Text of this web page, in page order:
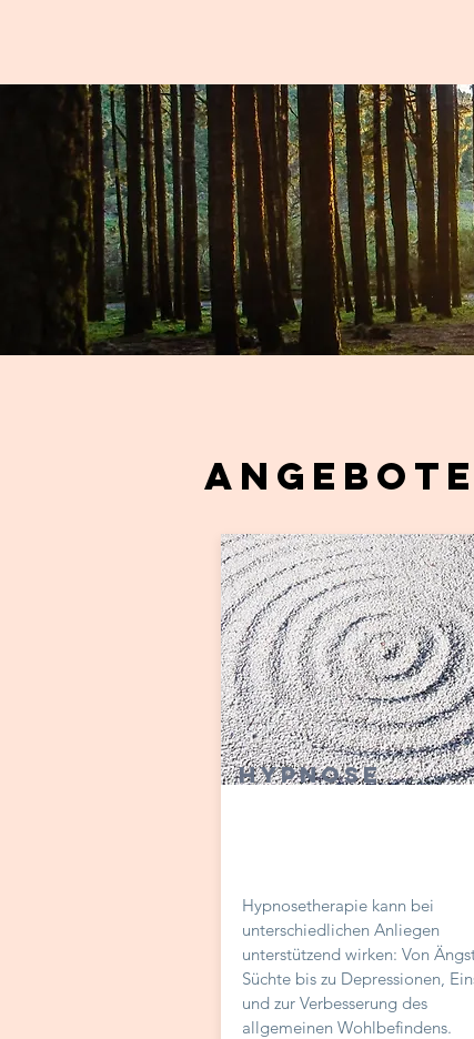
Angebote
Hypnose
Hypnosetherapie kann bei
unterschiedlichen Anliegen
unterstützend wirken: Von
Süchte bis zu Depressionen,
und zur Verbesserung des
allgemeinen Wohlbefindens.